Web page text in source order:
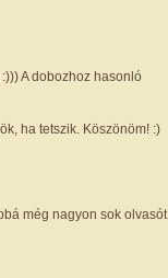
A dobozhoz hasonló
ha tetszik. Köszönöm! :)
még nagyon sok olvasót